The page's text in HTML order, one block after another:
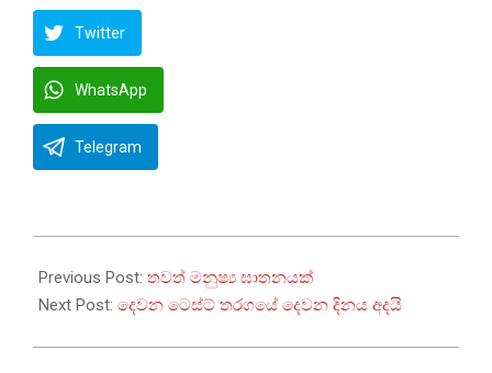
Twitter
WhatsApp
Telegram
07-
25
Previous Post: තවත් මනුෂ්‍ය ඝාතනයක්
Next Post: දෙවන ටෙස්ට් තරගයේ දෙවන දිනය අදයි